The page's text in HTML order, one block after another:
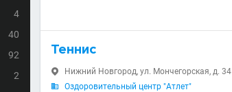
4
40
92
2
Теннис
 Нижний Новгород, ул. Мончегорская, д. 34

Оздоровительный центр "Атлет"